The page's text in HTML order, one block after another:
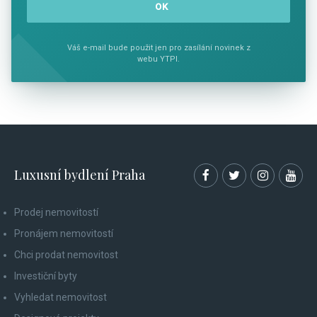
Váš e-mail bude použit jen pro zasílání novinek z
webu YTPI.
Luxusní bydlení Praha
Prodej nemovitostí
Pronájem nemovitostí
Chci prodat nemovitost
Investiční byty
Vyhledat nemovitost